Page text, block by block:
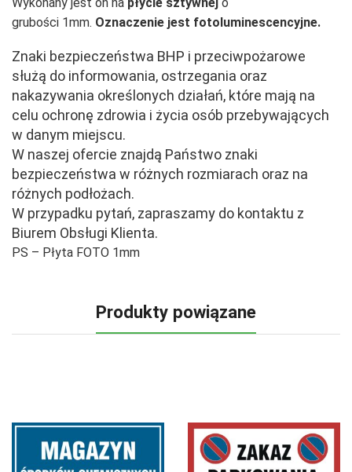
grubości 1mm. Oznaczenie jest fotoluminescencyjne.
Znaki bezpieczeństwa BHP i przeciwpożarowe
służą do informowania, ostrzegania oraz
nakazywania określonych działań, które mają na
celu ochronę zdrowia i życia osób przebywających
w danym miejscu.
W naszej ofercie znajdą Państwo znaki
bezpieczeństwa w różnych rozmiarach oraz na
różnych podłożach.
W przypadku pytań, zapraszamy do kontaktu z
Biurem Obsługi Klienta.
PS – Płyta FOTO 1mm
Produkty powiązane